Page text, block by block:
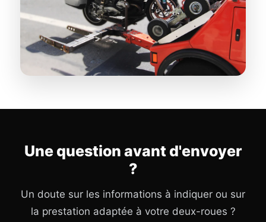
Une question avant d'envoyer
?
Un doute sur les informations à indiquer ou sur
la prestation adaptée à votre deux-roues ?